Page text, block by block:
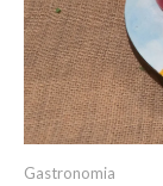
Gastronomia